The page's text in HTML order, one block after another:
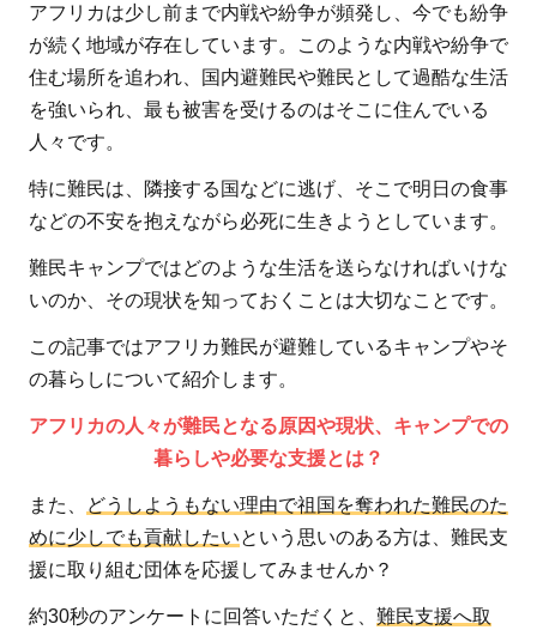
アフリカは少し前まで内戦や紛争が頻発し、今でも紛争
が続く地域が存在しています。このような内戦や紛争で
住む場所を追われ、国内避難民や難民として過酷な生活
を強いられ、最も被害を受けるのはそこに住んでいる
人々です。
特に難民は、隣接する国などに逃げ、そこで明日の食事
などの不安を抱えながら必死に生きようとしています。
難民キャンプではどのような生活を送らなければいけな
いのか、その現状を知っておくことは大切なことです。
この記事ではアフリカ難民が避難しているキャンプやそ
の暮らしについて紹介します。
アフリカの人々が難民となる原因や現状、キャンプでの
暮らしや必要な支援とは？
また、
どうしようもない理由で祖国を奪われた難民のた
めに少しでも貢献したいという思いのある方は、難民支
援に取り組む団体を応援してみませんか？
約30秒のアンケートに回答いただくと、 難民支援へ取